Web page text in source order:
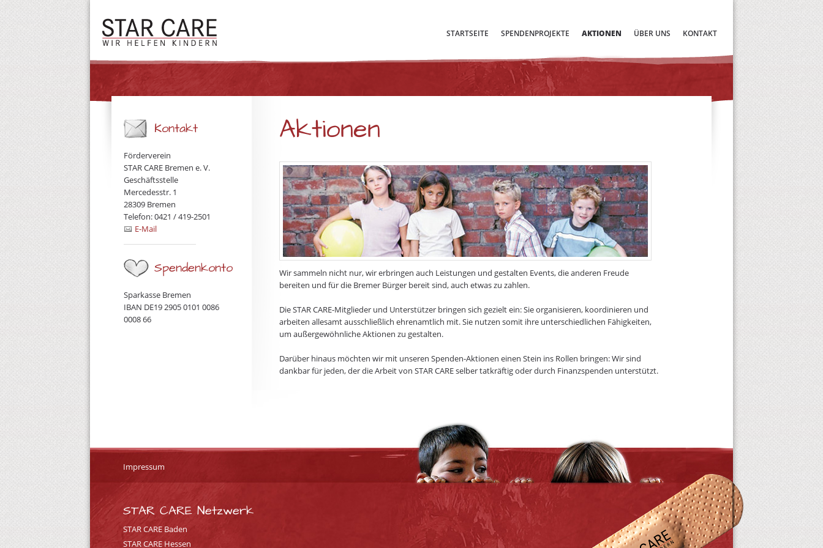
STARTSEITE SPENDENPROJEKTE AKTIONEN ÜBER UNS KONTAKT
Kontakt
Förderverein
STAR CARE Bremen e. V.
Geschäftsstelle
Mercedesstr. 1
28309 Bremen
Telefon: 0421 / 419-2501
E-Mail
Spendenkonto
Sparkasse Bremen
IBAN DE19 2905 0101 0086
0008 66
Aktionen
Wir sammeln nicht nur, wir erbringen auch Leistungen und gestalten Events, die anderen Freude
bereiten und für die Bremer Bürger bereit sind, auch etwas zu zahlen.
Die STAR CARE-Mitglieder und Unterstützer bringen sich gezielt ein: Sie organisieren, koordinieren und
arbeiten allesamt ausschließlich ehrenamtlich mit. Sie nutzen somit ihre unterschiedlichen Fähigkeiten,
um außergewöhnliche Aktionen zu gestalten.
Darüber hinaus möchten wir mit unseren Spenden-Aktionen einen Stein ins Rollen bringen: Wir sind
dankbar für jeden, der die Arbeit von STAR CARE selber tatkräftig oder durch Finanzspenden unterstützt.
Impressum
STAR CARE Netzwerk
STAR CARE Baden
STAR CARE Hessen